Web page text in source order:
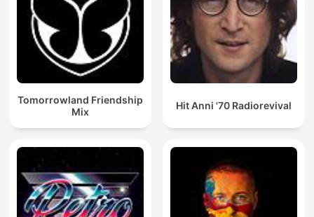
Tomorrowland Friendship
Mix
Hit Anni '70 Radiorevival